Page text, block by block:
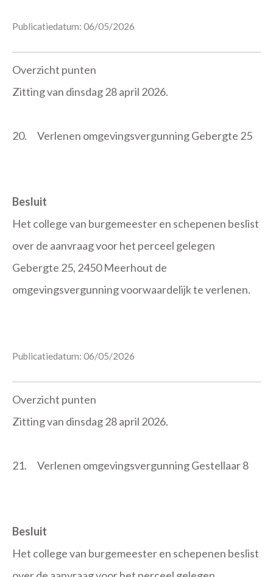
Publicatiedatum: 06/05/2026
Overzicht punten
Zitting van dinsdag 28 april 2026.
20. Verlenen omgevingsvergunning Gebergte 25
Besluit
Het college van burgemeester en schepenen beslist
over de aanvraag voor het perceel gelegen
Gebergte 25, 2450 Meerhout de
omgevingsvergunning voorwaardelijk te verlenen.
Publicatiedatum: 06/05/2026
Overzicht punten
Zitting van dinsdag 28 april 2026.
21. Verlenen omgevingsvergunning Gestellaar 8
Besluit
Het college van burgemeester en schepenen beslist